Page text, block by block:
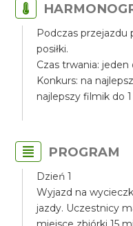
Podczas przejazdu
posiłki.
Czas trwania: jeden
Konkurs: na
najlepszy filmik do
PROGRAM
Dzień 1
Wyjazd na
jazdy. Uczestnicy